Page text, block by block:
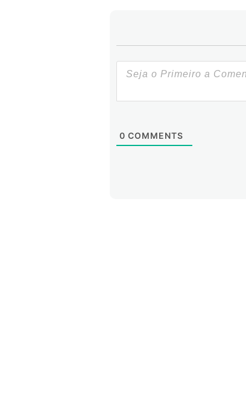
0 COMMENTS